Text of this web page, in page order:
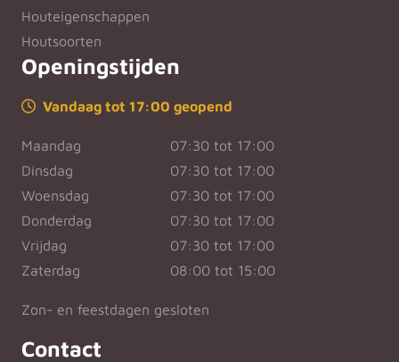
Houteigenschappen
Houtsoorten
Openingstijden
Vandaag tot 17:00 geopend
Maandag
07:30 tot 17:00
Dinsdag
07:30 tot 17:00
Woensdag
07:30 tot 17:00
Donderdag
07:30 tot 17:00
Vrijdag
07:30 tot 17:00
Zaterdag
08:00 tot 15:00
Zon- en feestdagen gesloten
Contact